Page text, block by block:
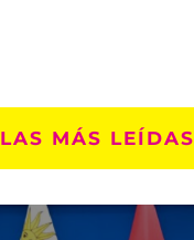
LAS MÁS LEÍDAS